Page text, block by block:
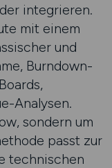
integrieren.
mit einem
und
Burndown-
Analysen.
sondern um
passt zur
technischen